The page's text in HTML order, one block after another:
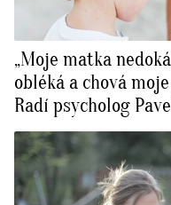
„Moje matka
obléká a chová
Radí psycholog